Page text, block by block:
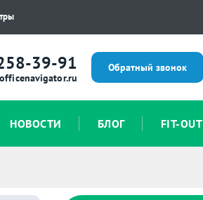
39-91 Обратный звонок
НОВОСТИ БЛОГ FIT-OUT